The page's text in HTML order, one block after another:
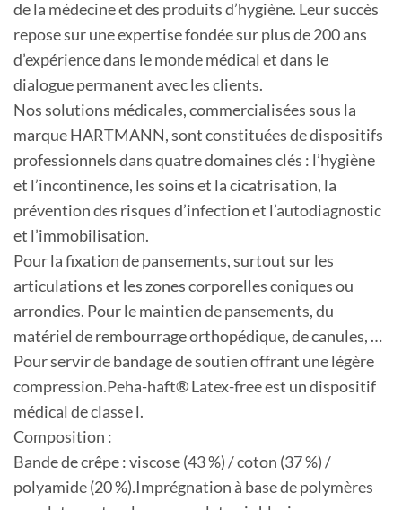
de la médecine et des produits d’hygiène. Leur succès
repose sur une expertise fondée sur plus de 200 ans
d’expérience dans le monde médical et dans le
dialogue permanent avec les clients.
Nos solutions médicales, commercialisées sous la
marque HARTMANN, sont constituées de dispositifs
professionnels dans quatre domaines clés : l’hygiène
et l’incontinence, les soins et la cicatrisation, la
prévention des risques d’infection et l’autodiagnostic
et l’immobilisation.
Pour la fixation de pansements, surtout sur les
articulations et les zones corporelles coniques ou
arrondies. Pour le maintien de pansements, du
matériel de rembourrage orthopédique, de canules, …
Pour servir de bandage de soutien offrant une légère
compression.Peha-haft® Latex-free est un dispositif
médical de classe l.
Composition :
Bande de crêpe : viscose (43 %) / coton (37 %) /
polyamide (20 %).Imprégnation à base de polymères